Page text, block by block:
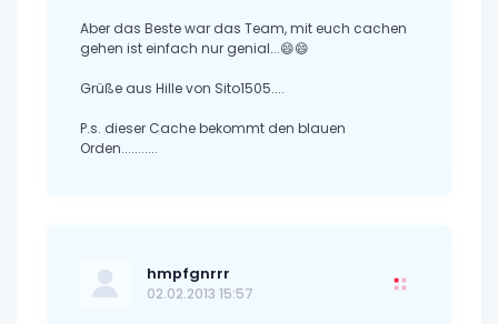
Aber das Beste war das Team, mit euch cachen
gehen ist einfach nur genial...😄😄
Grüße aus Hille von Sito1505....
P.s. dieser Cache bekommt den blauen
Orden...........
hmpfgnrrr
02.02.2013 15:57